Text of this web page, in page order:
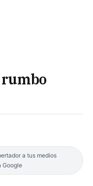
rumbo
a tus medios
Google